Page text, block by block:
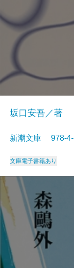
坂口安吾／著
新潮文庫 978-
文庫電子書籍あり